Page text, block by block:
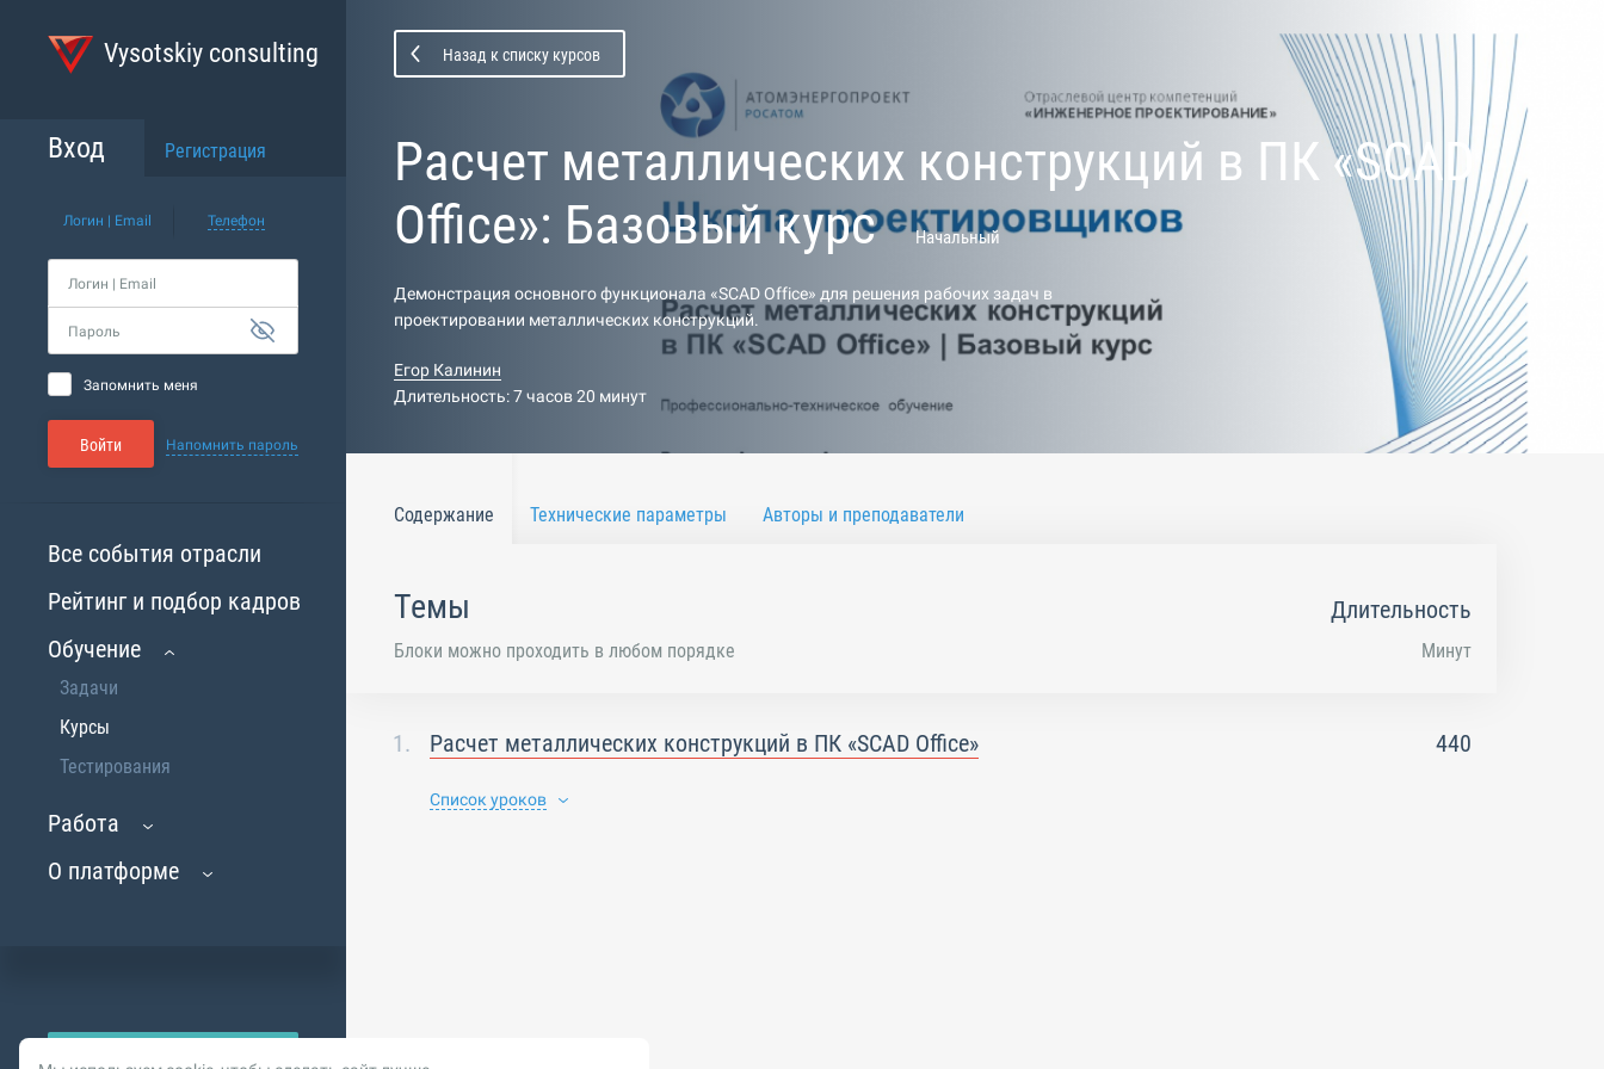
Vysotskiy consulting
Вход Регистрация
Логин | Email Телефон
Логин | Email
Пароль
Запомнить меня
Войти Напомнить пароль
Все события отрасли
Рейтинг и подбор кадров
Обучение
Задачи
Курсы
Тестирования
Работа
О платформе
Назад к списку курсов
Расчет металлических конструкций в ПК «SCAD
Office»: Базовый курс
Начальный
Демонстрация основного функционала «SCAD Office» для решения рабочих задач в
проектировании металлических конструкций.
Егор Калинин
Длительность: 7 часов 20 минут
Содержание Технические параметры Авторы и преподаватели
Темы
Блоки можно проходить в любом порядке
Длительность
Минут
Расчет металлических конструкций в ПК «SCAD Office» 440
Список уроков